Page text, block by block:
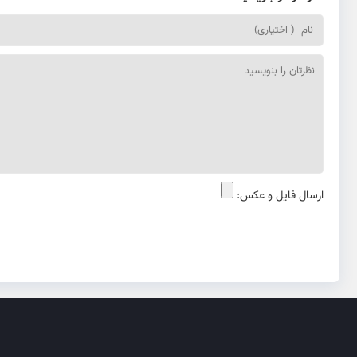
ارسال فایل و عکس: